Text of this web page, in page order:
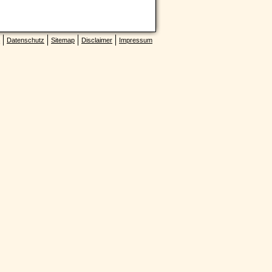
Impressum
Disclaimer
Sitemap
Datenschutz